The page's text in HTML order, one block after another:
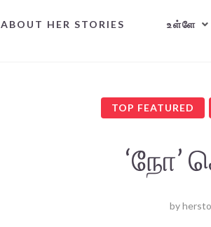
ABOUT HER STORIES உள்ளே
TOP FEATURED
‘நோ’
by